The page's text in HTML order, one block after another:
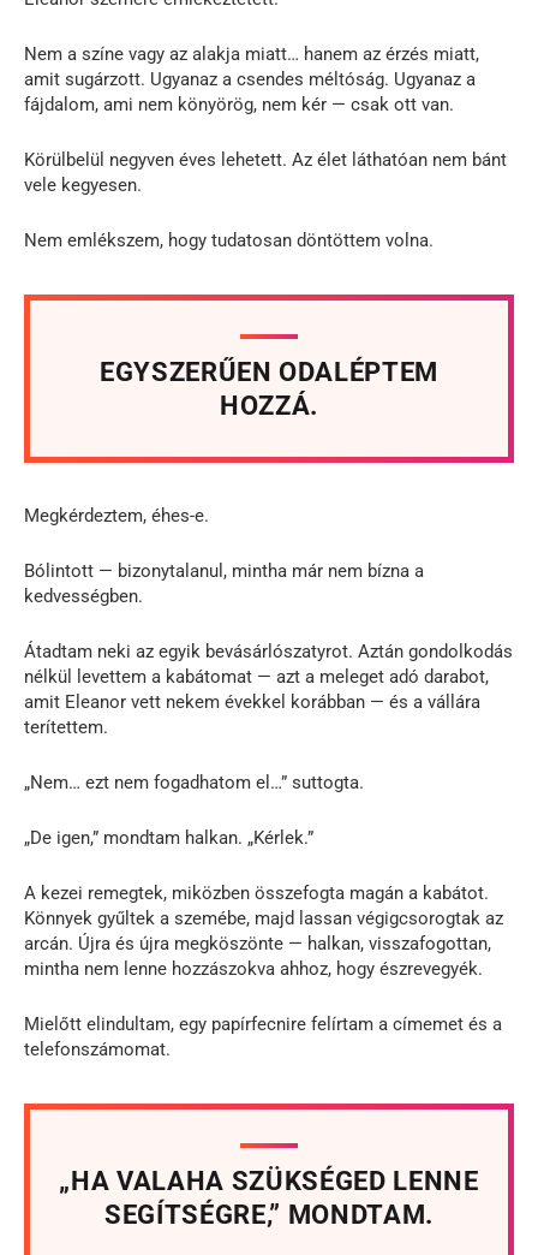
Nem a színe vagy az alakja miatt… hanem az érzés miatt,
amit sugárzott. Ugyanaz a csendes méltóság. Ugyanaz a
fájdalom, ami nem könyörög, nem kér — csak ott van.
Körülbelül negyven éves lehetett. Az élet láthatóan nem bánt
vele kegyesen.
Nem emlékszem, hogy tudatosan döntöttem volna.
EGYSZERŰEN ODALÉPTEM
HOZZÁ.
Megkérdeztem, éhes-e.
Bólintott — bizonytalanul, mintha már nem bízna a
kedvességben.
Átadtam neki az egyik bevásárlószatyrot. Aztán gondolkodás
nélkül levettem a kabátomat — azt a meleget adó darabot,
amit Eleanor vett nekem évekkel korábban — és a vállára
terítettem.
„Nem… ezt nem fogadhatom el…” suttogta.
„De igen,” mondtam halkan. „Kérlek.”
A kezei remegtek, miközben összefogta magán a kabátot.
Könnyek gyűltek a szemébe, majd lassan végigcsorogtak az
arcán. Újra és újra megköszönte — halkan, visszafogottan,
mintha nem lenne hozzászokva ahhoz, hogy észrevegyék.
Mielőtt elindultam, egy papírfecnire felírtam a címemet és a
telefonszámomat.
„HA VALAHA SZÜKSÉGED LENNE
SEGÍTSÉGRE,” MONDTAM.